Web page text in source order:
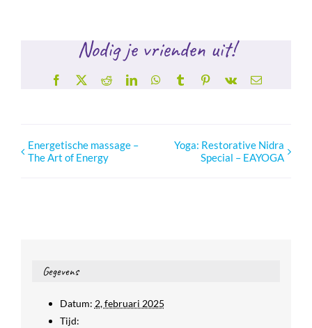
Nodig je vrienden uit!
Facebook
X RedditLinkedInWhatsApp
TumblrPinterest
Vk
E-
Energetische massage –
The Art of Energy
Yoga: Restorative Nidra
Special – EAYOGA
Gegevens
Datum: 2, februari 2025
Tijd: